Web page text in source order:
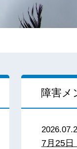
障害メ
7月25日